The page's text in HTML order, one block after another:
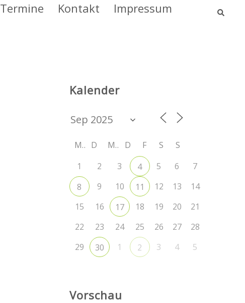
Termine Kontakt Impressum
Kalender
M D M D F S
S
1
2 3 4 5 6
7
8
9 10 11 12 13
14
15
16 17 18 19 20
21
22
23 24 25 26 27
28
29
30 1 2 3 4 5
Vorschau